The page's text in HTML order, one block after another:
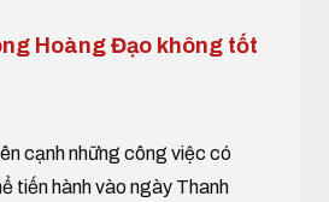
Hoàng Đạo không tốt
cạnh những công việc có
tiến hành vào ngày Thanh